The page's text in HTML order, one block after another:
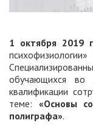
1 октября 2019
обучающихся во
квалификации
теме: «Основы
полиграфа».